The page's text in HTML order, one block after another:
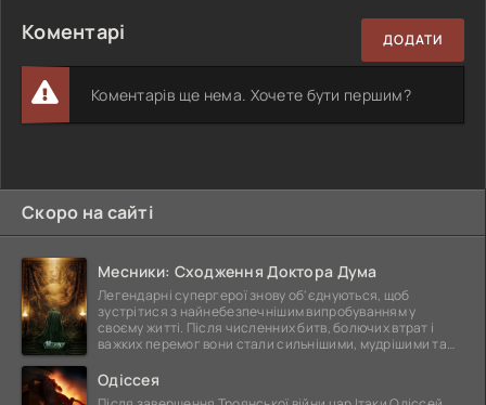
Коментарі ДОДАТИ
Коментарів ще нема. Хочете бути першим?
Скоро на сайті
Месники: Сходження Доктора Дума
Легендарні супергерої знову об'єднуються, щоб
зустрітися з найнебезпечнішим випробуванням у
своєму житті. Після численних битв, болючих втрат і
важких перемог вони стали сильнішими, мудрішими та
Одіссея